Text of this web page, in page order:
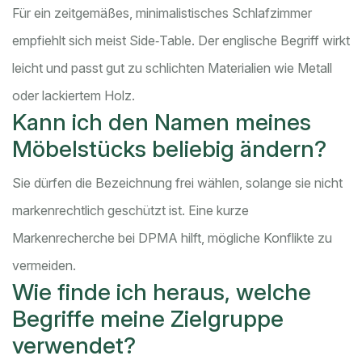
Für ein zeitgemäßes, minimalistisches Schlafzimmer
empfiehlt sich meist Side‑Table. Der englische Begriff wirkt
leicht und passt gut zu schlichten Materialien wie Metall
oder lackiertem Holz.
Kann ich den Namen meines
Möbelstücks beliebig ändern?
Sie dürfen die Bezeichnung frei wählen, solange sie nicht
markenrechtlich geschützt ist. Eine kurze
Markenrecherche bei DPMA hilft, mögliche Konflikte zu
vermeiden.
Wie finde ich heraus, welche
Begriffe meine Zielgruppe
verwendet?